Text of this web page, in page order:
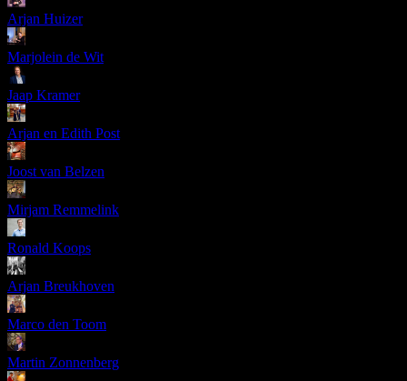
Arjan Huizer
Marjolein de Wit
Jaap Kramer
Arjan en Edith Post
Joost van Belzen
Mirjam Remmelink
Ronald Koops
Arjan Breukhoven
Marco den Toom
Martin Zonnenberg